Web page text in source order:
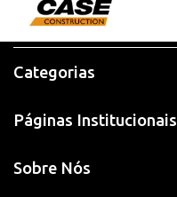
Categorias
Páginas Institucionais
Sobre Nós